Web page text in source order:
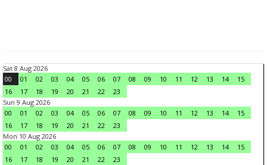
Sat 8 Aug 2026
00
01 02 03 04 05 06 07 08 09 10 11 12 13 14
15
16
17 18 19 20 21 22
23
Sun 9 Aug 2026
00
01 02 03 04 05 06 07 08 09 10 11 12 13 14
15
16
17 18 19 20 21 22
23
Mon 10 Aug 2026
00
01 02 03 04 05 06 07 08 09 10 11 12 13 14
15
16
17 18 19 20 21 22
23